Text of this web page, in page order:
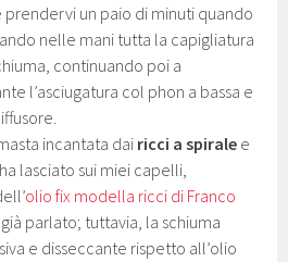
un paio di minuti quando
nelle mani tutta la capigliatura
continuando poi a
l’asciugatura col phon a bassa e
incantata dai ricci a spirale e
lasciato sui miei capelli,
olio fix modella ricci di Franco
parlato; tuttavia, la schiuma
e disseccante rispetto all’olio